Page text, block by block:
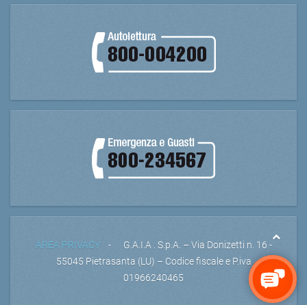
AREA PRIVACY- G.A.I.A . S.p.A. – Via Donizetti n. 16 -
55045 Pietrasanta (LU) – Codice fiscale e P.iva
01966240465